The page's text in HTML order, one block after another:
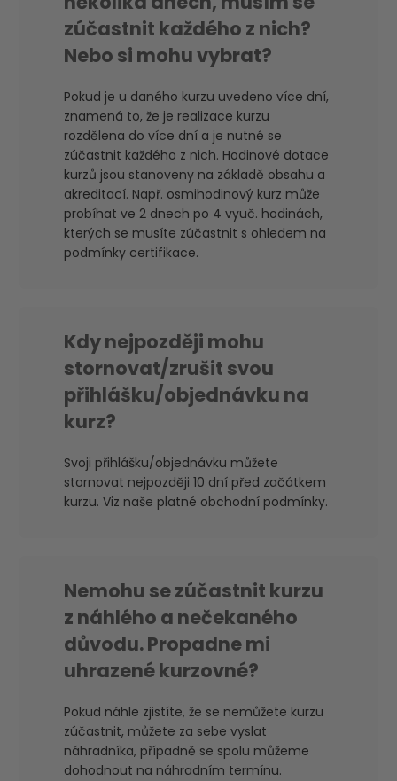
zúčastnit každého z nich?
Nebo si mohu vybrat?
Pokud je u daného kurzu uvedeno více dní,
znamená to, že je realizace kurzu
rozdělena do více dní a je nutné se
zúčastnit každého z nich. Hodinové dotace
kurzů jsou stanoveny na základě obsahu a
akreditací. Např. osmihodinový kurz může
probíhat ve 2 dnech po 4 vyuč. hodinách,
kterých se musíte zúčastnit s ohledem na
podmínky certifikace.
Kdy nejpozději mohu
stornovat/zrušit svou
přihlášku/objednávku na
kurz?
Svoji přihlášku/objednávku můžete
stornovat nejpozději 10 dní před začátkem
kurzu. Viz naše platné obchodní podmínky.
Nemohu se zúčastnit kurzu
z náhlého a nečekaného
důvodu. Propadne mi
uhrazené kurzovné?
Pokud náhle zjistíte, že se nemůžete kurzu
zúčastnit, můžete za sebe vyslat
náhradníka, případně se spolu můžeme
dohodnout na náhradním termínu.